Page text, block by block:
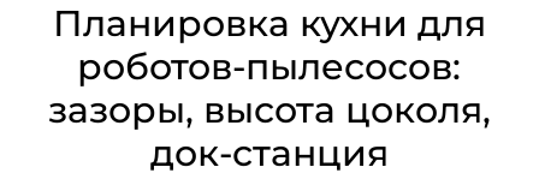
Планировка кухни для
роботов-пылесосов:
зазоры, высота цоколя,
док-станция